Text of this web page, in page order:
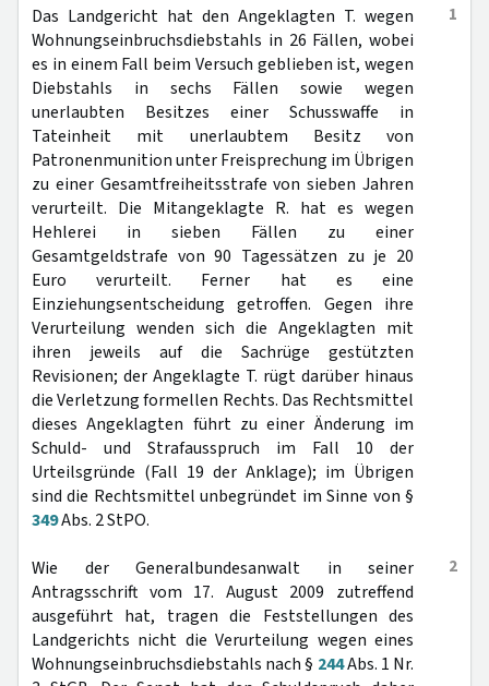
1
Das Landgericht hat den Angeklagten T. wegen
Wohnungseinbruchsdiebstahls in 26 Fällen, wobei
es in einem Fall beim Versuch geblieben ist, wegen
Diebstahls in sechs Fällen sowie wegen
unerlaubten Besitzes einer Schusswaffe in
Tateinheit mit unerlaubtem Besitz von
Patronenmunition unter Freisprechung im Übrigen
zu einer Gesamtfreiheitsstrafe von sieben Jahren
verurteilt. Die Mitangeklagte R. hat es wegen
Hehlerei in sieben Fällen zu einer
Gesamtgeldstrafe von 90 Tagessätzen zu je 20
Euro verurteilt. Ferner hat es eine
Einziehungsentscheidung getroffen. Gegen ihre
Verurteilung wenden sich die Angeklagten mit
ihren jeweils auf die Sachrüge gestützten
Revisionen; der Angeklagte T. rügt darüber hinaus
die Verletzung formellen Rechts. Das Rechtsmittel
dieses Angeklagten führt zu einer Änderung im
Schuld- und Strafausspruch im Fall 10 der
Urteilsgründe (Fall 19 der Anklage); im Übrigen
sind die Rechtsmittel unbegründet im Sinne von §
349Abs. 2 StPO.
2
Wie der Generalbundesanwalt in seiner
Antragsschrift vom 17. August 2009 zutreffend
ausgeführt hat, tragen die Feststellungen des
Landgerichts nicht die Verurteilung wegen eines
Wohnungseinbruchsdiebstahls nach § 244Abs. 1 Nr.